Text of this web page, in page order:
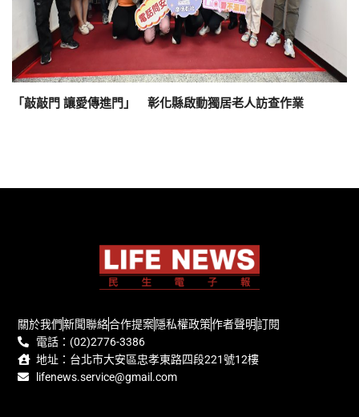
「敲敲門 讓愛傳進門」 彰化縣啟動獨居老人訪查作業
關於我們新聞聯絡合作提案隱私權政策作者聲明訂閱
電話：(02)2776-3386
地址：台北市大安區忠孝東路四段221號12樓
lifenews.service@gmail.com